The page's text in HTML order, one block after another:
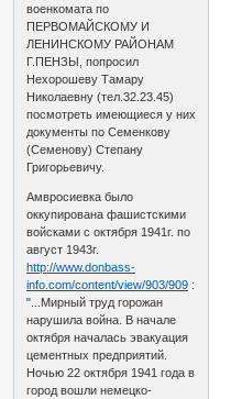
военкомата по
ПЕРВОМАЙСКОМУ И
ЛЕНИНСКОМУ РАЙОНАМ
Г.ПЕНЗЫ, попросил
Нехорошеву Тамару
Николаевну (тел.32.23.45)
посмотреть имеющиеся у них
документы по Семенкову
(Семенову) Степану
Григорьевичу.
Амвросиевка было
оккупирована фашистскими
войсками с октября 1941г. по
август 1943г.
http://www.donbass-
info.com/content/view/903/909 :
"...Мирный труд горожан
нарушила война. В начале
октября началась эвакуация
цементных предприятий.
Ночью 22 октября 1941 года в
город вошли немецко-